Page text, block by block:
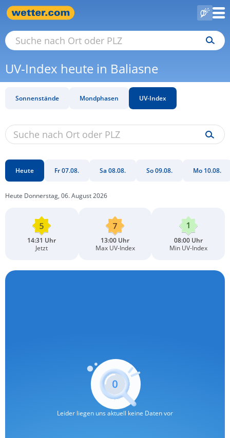
UV-Index heute in Baliasne
Sonnenstände Mondphasen UV-Index
Heute Fr 07.08. Sa 08.08. So 09.08. Mo 10.08.
Heute Donnerstag, 06. August 2026
14:31 Uhr
Jetzt
13:00 Uhr
Max UV-Index
08:00 Uhr
Min UV-Index
Leider liegen uns aktuell keine Daten vor